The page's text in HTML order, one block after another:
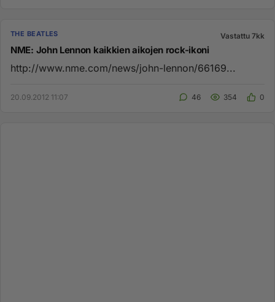
THE BEATLES Vastattu 7kk
NME: John Lennon kaikkien aikojen rock-ikoni
http://www.nme.com/news/john-lennon/66169...
20.09.2012 11:07 46 354 0